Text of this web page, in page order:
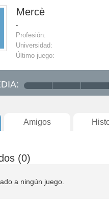
Mercè
-
Profesión:
Universidad:
Último juego:
Amigos
(0)
a ningún juego.